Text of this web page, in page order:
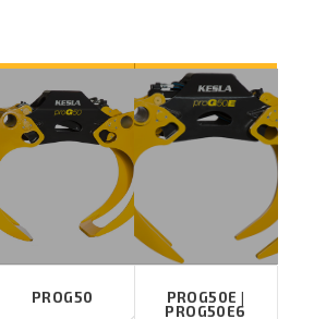
PROG50
PROG50E |
PROG50E6